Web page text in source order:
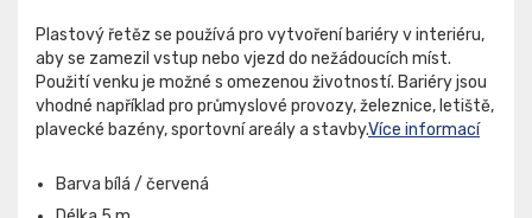
Plastový řetěz se používá pro vytvoření bariéry v interiéru,
aby se zamezil vstup nebo vjezd do nežádoucích míst.
Použití venku je možné s omezenou životností. Bariéry jsou
vhodné například pro průmyslové provozy, železnice, letiště,
plavecké bazény, sportovní areály a stavby.Více informací
Barva bílá / červená